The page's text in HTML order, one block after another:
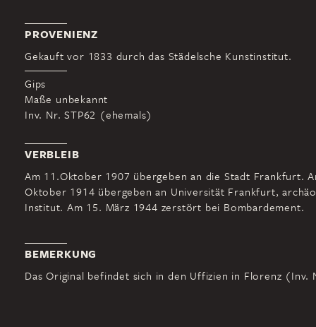
PROVENIENZ
Gekauft vor 1833 durch das Städelsche Kunstinstitut.
Gips
Maße unbekannt
Inv. Nr. STP62 (ehemals)
VERBLEIB
Am 11.Oktober 1907 übergeben an die Stadt Frankfurt.
Oktober 1914 übergeben an Universität Frankfurt,
Institut. Am 15. März 1944 zerstört bei Bombardement.
BEMERKUNG
Das Original befindet sich in den Uffizien in Florenz (Inv.